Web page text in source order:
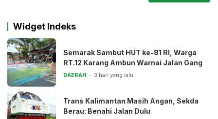
Widget Indeks
Semarak Sambut HUT ke-81 RI, Warga
RT.12 Karang Ambun Warnai Jalan Gang
DAERAH 3 hari yang lalu
Trans Kalimantan Masih Angan, Sekda
Berau: Benahi Jalan Dulu